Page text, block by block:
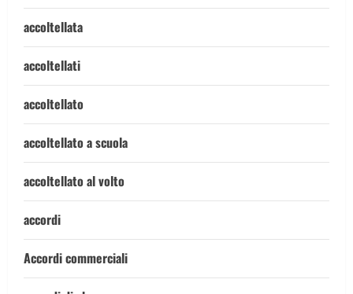
accoltellata
accoltellati
accoltellato
accoltellato a scuola
accoltellato al volto
accordi
Accordi commerciali